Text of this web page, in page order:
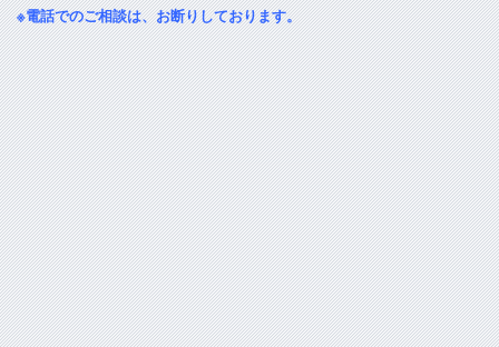
※電話でのご相談は、お断りしております。